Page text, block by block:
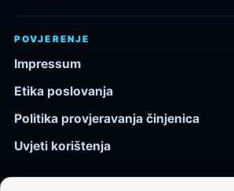
POVJERENJE
Impressum
Etika poslovanja
Politika provjeravanja činjenica
Uvjeti korištenja